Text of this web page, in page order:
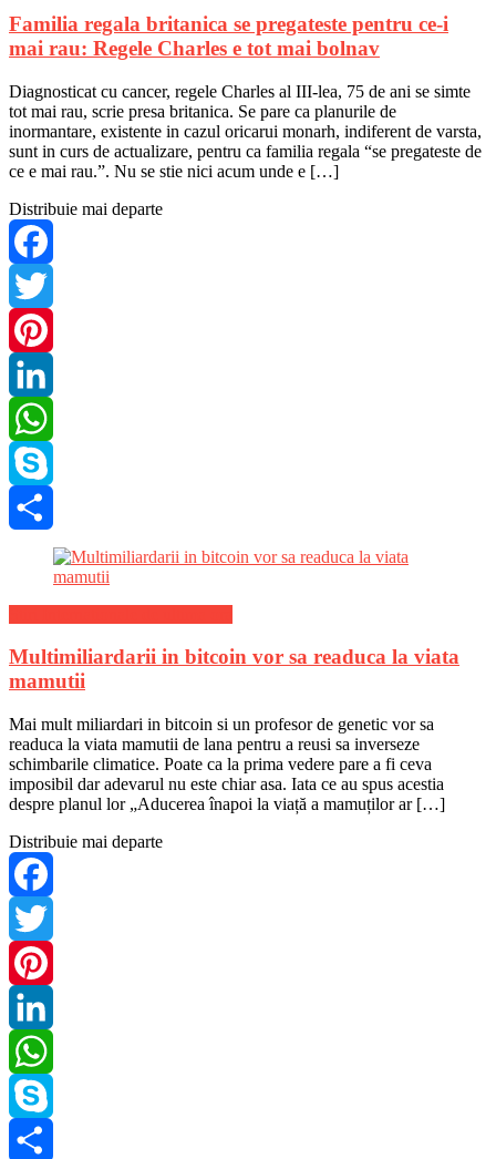
Familia regala britanica se pregateste pentru ce-i
mai rau: Regele Charles e tot mai bolnav
Diagnosticat cu cancer, regele Charles al III-lea, 75 de ani se simte
tot mai rau, scrie presa britanica. Se pare ca planurile de
inormantare, existente in cazul oricarui monarh, indiferent de varsta,
sunt in curs de actualizare, pentru ca familia regala “se pregateste de
ce e mai rau.”. Nu se stie nici acum unde e […]
Distribuie mai departe
Facebook
Twitter
Pinterest
LinkedIn
WhatsApp
Skype
Multimiliardarii in bitcoin vor sa readuca la viata
mamutii
Mai mult miliardari in bitcoin si un profesor de genetic vor sa
readuca la viata mamutii de lana pentru a reusi sa inverseze
schimbarile climatice. Poate ca la prima vedere pare a fi ceva
imposibil dar adevarul nu este chiar asa. Iata ce au spus acestia
despre planul lor „Aducerea înapoi la viață a mamuților ar […]
Distribuie mai departe
Facebook
Twitter
Pinterest
LinkedIn
WhatsApp
Skype